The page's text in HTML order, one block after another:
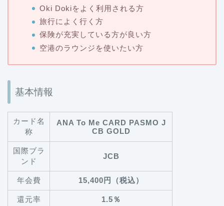
Oki Dokiをよく利用される方
旅行によく行く方
保険が充実している方が良い方
空港のラウンジを使いたい方
基本情報
カード名
称
ANA To Me CARD PASMO J
CB GOLD
国際ブラ
ンド
JCB
年会費 15,400円（税込）
還元率 1.5％